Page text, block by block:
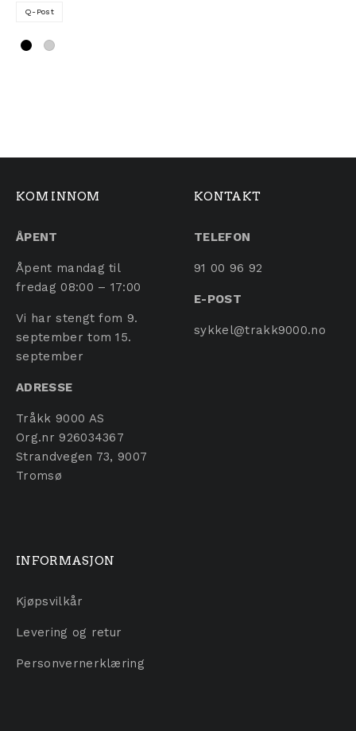
Q-Post
KOM INNOM
ÅPENT
Åpent mandag til
fredag 08:00 – 17:00
Vi har stengt fom 9.
september tom 15.
september
ADRESSE
Tråkk 9000 AS
Org.nr 926034367
Strandvegen 73, 9007
Tromsø
KONTAKT
TELEFON
91 00 96 92
E-POST
sykkel@trakk9000.no
INFORMASJON
Kjøpsvilkår
Levering og retur
Personvernerklæring